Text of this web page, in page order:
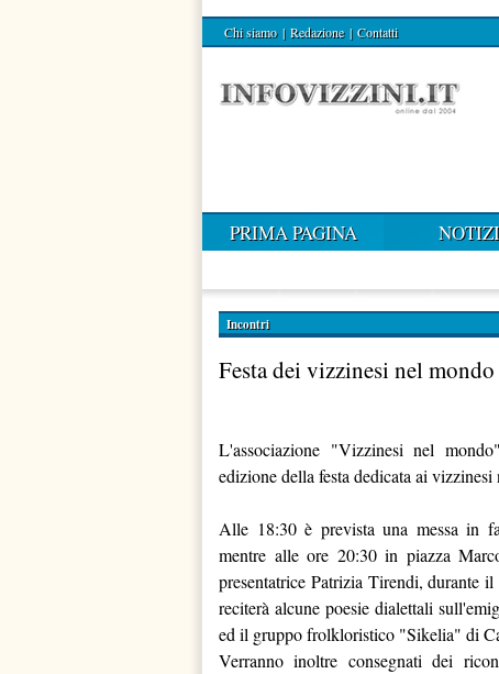
Chi siamo | Redazione | Contatti
PRIMA PAGINA
Incontri
Festa dei vizzinesi nel mondo
L'associazione "Vizzinesi nel
edizione della festa dedicata ai vizzinesi
Alle 18:30 è prevista una messa in
mentre alle ore 20:30 in piazza
presentatrice Patrizia Tirendi, durante
reciterà alcune poesie dialettali
ed il gruppo frolkloristico "Sikelia" di
Verranno inoltre consegnati dei